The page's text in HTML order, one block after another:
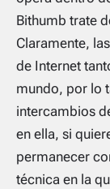
Bithumb trate
Claramente,
de Internet
mundo, por lo
intercambios
en ella, si
permanecer
técnica en la